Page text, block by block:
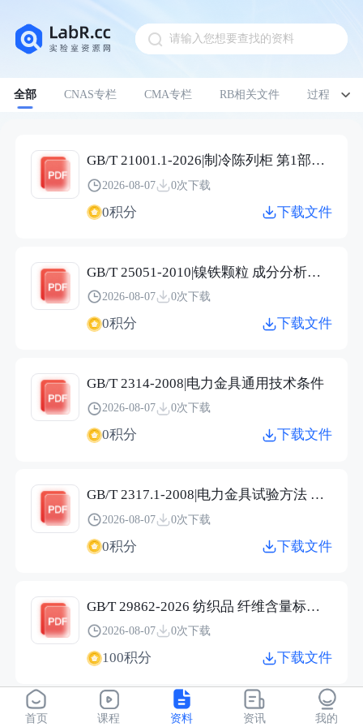
请输入您想要查找的资料
全部 CNAS专栏 CMA专栏 RB相关文件 过程管理
Pull down to refresh
GB/T 21001.1-2026|制冷陈列柜 第1部分：术语
2026-08-07 0次下载
0积分 下载文件
GB/T 25051-2010|镍铁颗粒 成分分析用样品的采取
2026-08-07 0次下载
0积分 下载文件
GB/T 2314-2008|电力金具通用技术条件
2026-08-07 0次下载
0积分 下载文件
GB/T 2317.1-2008|电力金具试验方法 第1部分：机械试验
2026-08-07 0次下载
0积分 下载文件
GB∕T 29862-2026 纺织品 纤维含量标识技术规范.pdf
2026-08-07 0次下载
100积分 下载文件
JC/T 2304-2015|建筑用保温隔热玻璃技术条件
首页 课程 资料 资讯 我的